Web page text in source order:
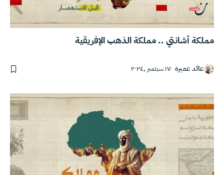
مملكة أشانتي .. مملكة الذهب الإفريقية
عائد عميرة ١٧ سبتمبر ,٢٠٢٤